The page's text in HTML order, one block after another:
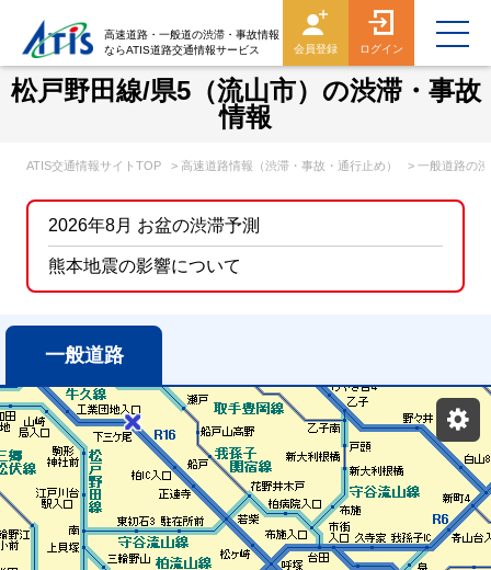
高速道路・一般道の渋滞・事故情報
ならATIS道路交通情報サービス
会員登録 ログイン
松戸野田線/県5（流山市）の渋滞・事故
情報
ATIS交通情報サイトTOP > 高速道路情報（渋滞・事故・通行止め） > 一般道路の
2026年8月 お盆の渋滞予測
熊本地震の影響について
一般道路